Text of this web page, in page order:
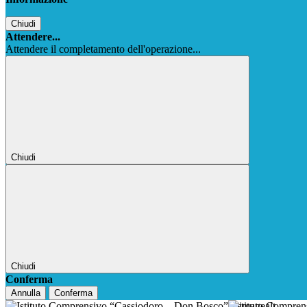
Chiudi
Attendere...
Attendere il completamento dell'operazione...
Chiudi
Chiudi
Conferma
Annulla Conferma